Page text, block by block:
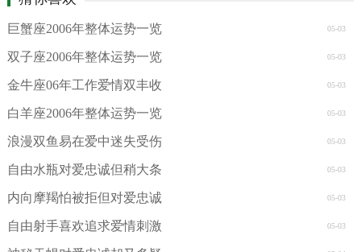
05-03
巨蟹座2006年整体运势一览
05-03
双子座2006年整体运势一览
05-03
金牛座06年工作爱情双丰收
05-03
白羊座2006年整体运势一览
05-03
浪漫双鱼易在爱中迷失受伤
05-03
自由水瓶对爱忠诚但稍大条
05-03
内向摩羯怕被拒但对爱忠诚
05-03
自由射手喜欢追求爱情刺激